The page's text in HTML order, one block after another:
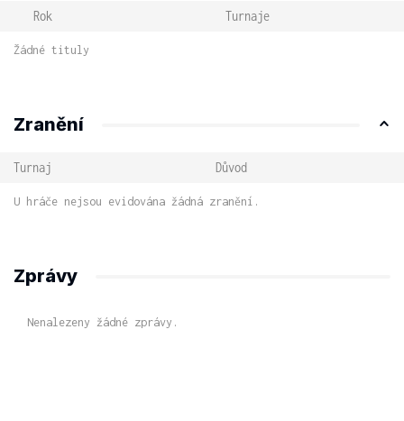
Rok Turnaje
Žádné tituly
Zranění
Turnaj Důvod
U hráče nejsou evidována žádná zranění.
Zprávy
Nenalezeny žádné zprávy.